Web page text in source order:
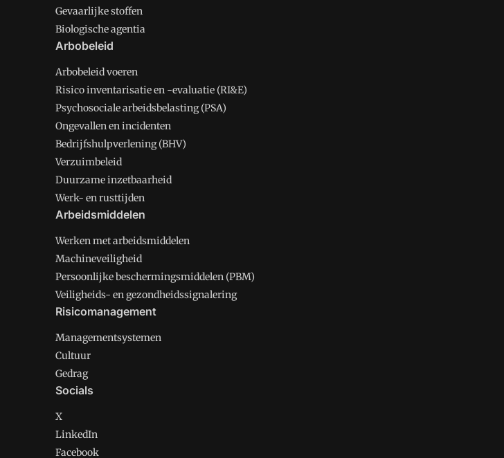
Gevaarlijke stoffen
Biologische agentia
Arbobeleid
Arbobeleid voeren
Risico inventarisatie en -evaluatie (RI&E)
Psychosociale arbeidsbelasting (PSA)
Ongevallen en incidenten
Bedrijfshulpverlening (BHV)
Verzuimbeleid
Duurzame inzetbaarheid
Werk- en rusttijden
Arbeidsmiddelen
Werken met arbeidsmiddelen
Machineveiligheid
Persoonlijke beschermingsmiddelen (PBM)
Veiligheids- en gezondheidssignalering
Risicomanagement
Managementsystemen
Cultuur
Gedrag
Socials
X
LinkedIn
Facebook